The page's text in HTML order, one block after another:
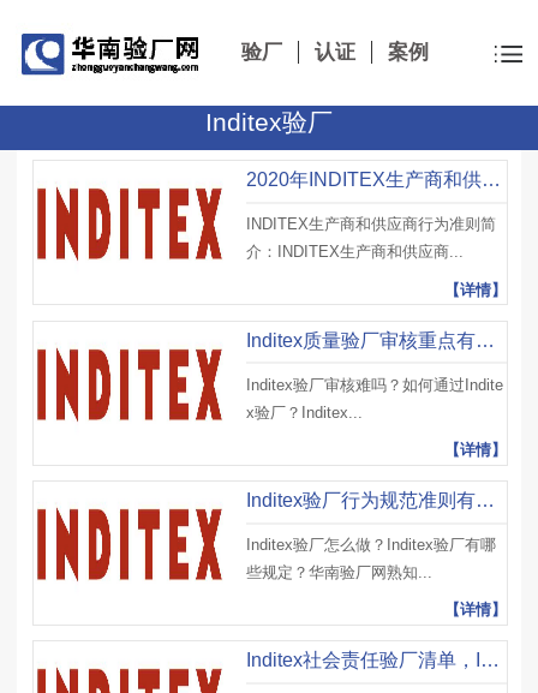
验厂 认证 案例
Inditex验厂
2020年INDITEX生产商和供应商行为准则内容是什么？
INDITEX生产商和供应商行为准则简
介：INDITEX生产商和供应商...
【详情】
Inditex质量验厂审核重点有哪些？Inditex验厂审核有哪些要求？
Inditex验厂审核难吗？如何通过Indite
x验厂？Inditex...
【详情】
Inditex验厂行为规范准则有哪些规定？
Inditex验厂怎么做？Inditex验厂有哪
些规定？华南验厂网熟知...
【详情】
Inditex社会责任验厂清单，Inditex验厂审核结果有哪几种？